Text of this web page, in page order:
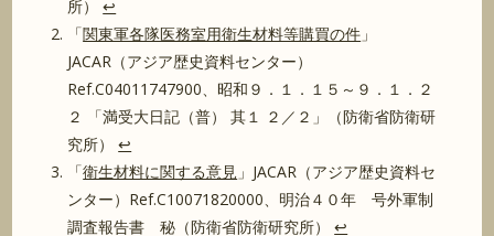
所）↩︎
「関東軍各隊医務室用衛生材料等購買の件 」
JACAR（アジア歴史資料センター）
Ref.C04011747900、昭和９．１．１５～９．１．２
２ 「満受大日記（普） 其１ ２／２」（防衛省防衛研
究所）↩︎
「衛生材料に関する意見 」JACAR（アジア歴史資料セ
ンター）Ref.C10071820000、明治４０年 号外軍制
調査報告書 秘（防衛省防衛研究所）↩︎